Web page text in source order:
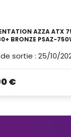
AZZA ATX
BRONZE PSAZ-
sortie : 25/10/
€